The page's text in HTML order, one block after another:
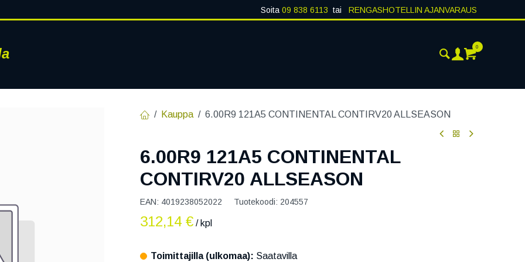
Soita 09 838 6113 tai RENGASHOTELLIN AJANVARAUS
RENKAAT
0
Kauppa 6.00R9 121A5 CONTINENTAL CONTIRV20 ALLSEASON
6.00R9 121A5 CONTINENTAL
CONTIRV20 ALLSEASON
EAN: 4019238052022 Tuotekoodi: 204557
312,14 € / kpl
Toimittajilla (ulkomaa): Saatavilla